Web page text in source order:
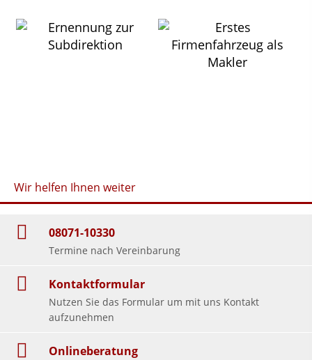
Wir helfen Ihnen weiter
08071-10330
Termine nach Vereinbarung
Kontaktformular
Nutzen Sie das Formular um mit uns Kontakt
aufzunehmen
Onlineberatung